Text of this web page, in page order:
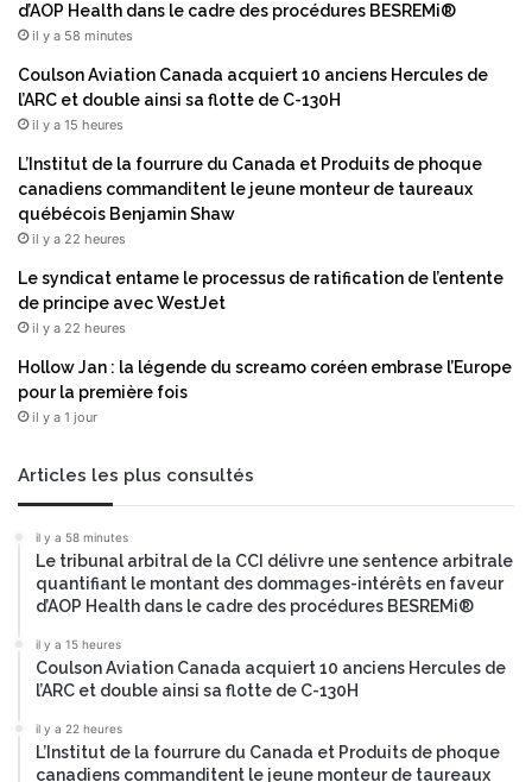
d’AOP Health dans le cadre des procédures BESREMi®
il y a 58 minutes
Coulson Aviation Canada acquiert 10 anciens Hercules de
l’ARC et double ainsi sa flotte de C-130H
il y a 15 heures
L’Institut de la fourrure du Canada et Produits de phoque
canadiens commanditent le jeune monteur de taureaux
québécois Benjamin Shaw
il y a 22 heures
Le syndicat entame le processus de ratification de l’entente
de principe avec WestJet
il y a 22 heures
Hollow Jan : la légende du screamo coréen embrase l’Europe
pour la première fois
il y a 1 jour
Articles les plus consultés
il y a 58 minutes
Le tribunal arbitral de la CCI délivre une sentence arbitrale
quantifiant le montant des dommages-intérêts en faveur
d’AOP Health dans le cadre des procédures BESREMi®
il y a 15 heures
Coulson Aviation Canada acquiert 10 anciens Hercules de
l’ARC et double ainsi sa flotte de C-130H
il y a 22 heures
L’Institut de la fourrure du Canada et Produits de phoque
canadiens commanditent le jeune monteur de taureaux